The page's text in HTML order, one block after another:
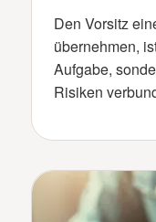
Den Vorsitz
übernehmen,
Aufgabe,
Risiken